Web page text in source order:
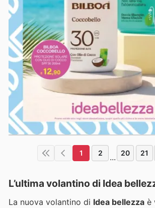
1 2 ... 20 21
L’ultima volantino di Idea
La nuova volantino di Idea bellezza è